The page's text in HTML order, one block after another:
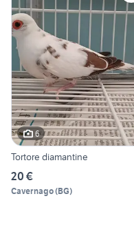
6
Tortore diamantine
20 €
Cavernago(BG)